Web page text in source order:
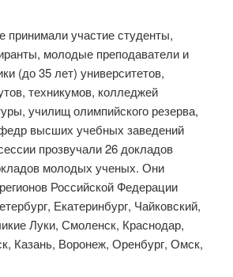
принимали участие студенты,
молодые преподаватели и
(до 35 лет) университетов,
техникумов, колледжей
училищ олимпийского резерва,
высших учебных заведений
прозвучали 26 докладов
молодых ученых. Они
Российской Федерации
Екатеринбург, Чайковский,
Луки, Смоленск, Краснодар,
Казань, Воронеж, Оренбург, Омск,